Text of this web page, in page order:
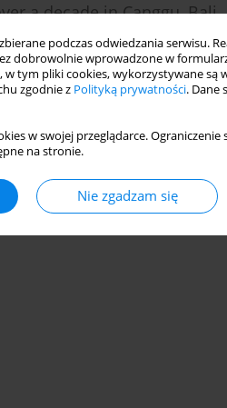
podczas odwiedzania serwisu.
dobrowolnie wprowadzone w
w tym pliki cookies, wykorzystywane
zgodnie z Polityką prywatności. Dane
w swojej przeglądarce.
na stronie.
Nie zgadzam się
a decade in Canggu, Bali
,Moh Saifulloh,Kothleitner Michele